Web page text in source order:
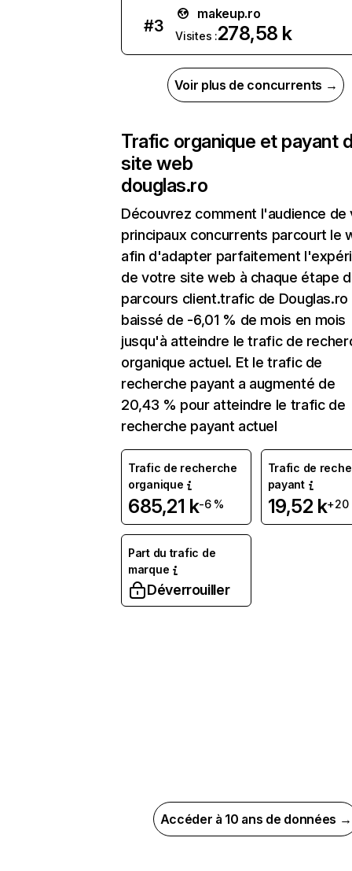
#3
makeup.ro
Visites :278,58 k
Voir plus de concurrents →
Trafic organique et payant
site web
douglas.ro
Découvrez comment l'audience de
principaux concurrents parcourt le
afin d'adapter parfaitement
de votre site web à chaque étape
parcours client.trafic de Douglas.ro
baissé de -6,01 % de mois en mois
jusqu'à atteindre le trafic de
organique actuel. Et le trafic de
recherche payant a augmenté de
20,43 % pour atteindre le trafic de
recherche payant actuel
Trafic de recherche
organique
685,21 k-6 %
Trafic de
payant
19,52 k+20
Part du trafic de
marque
Déverrouiller
Accéder à 10 ans de données →